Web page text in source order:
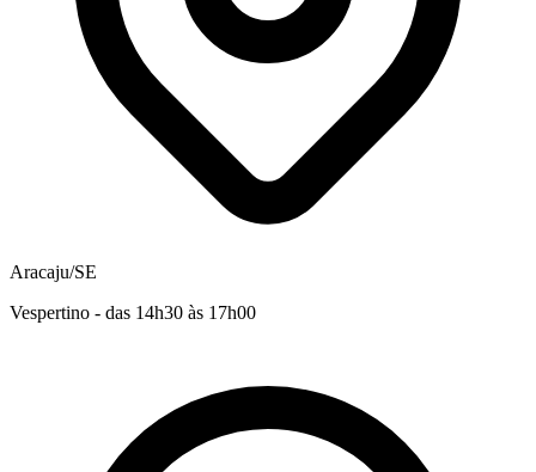
Aracaju/SE
Vespertino - das 14h30 às 17h00